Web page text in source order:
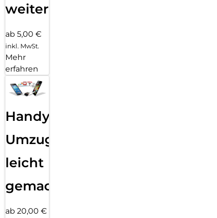
weiter
ab 5,00 €
inkl. MwSt.
Mehr
erfahren
Handy
Umzug
leicht
gemacht!
ab 20,00 €